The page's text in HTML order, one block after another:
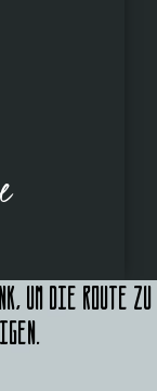
um die Route zu